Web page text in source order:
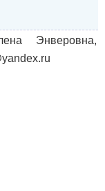
Энверовна,